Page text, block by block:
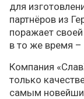
для
партнёров из
поражает
в то же время –
Компания
только
самым